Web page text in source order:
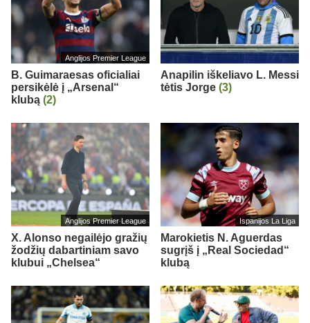
Anglijos Premier League
B. Guimaraesas oficialiai
persikėlė į „Arsenal“
klubą (2)
Anapilin iškeliavo L. Messi
tėtis Jorge (3)
Anglijos Premier League
X. Alonso negailėjo gražių
žodžių dabartiniam savo
klubui „Chelsea“
Ispanijos La Liga
Marokietis N. Aguerdas
sugrįš į „Real Sociedad“
klubą